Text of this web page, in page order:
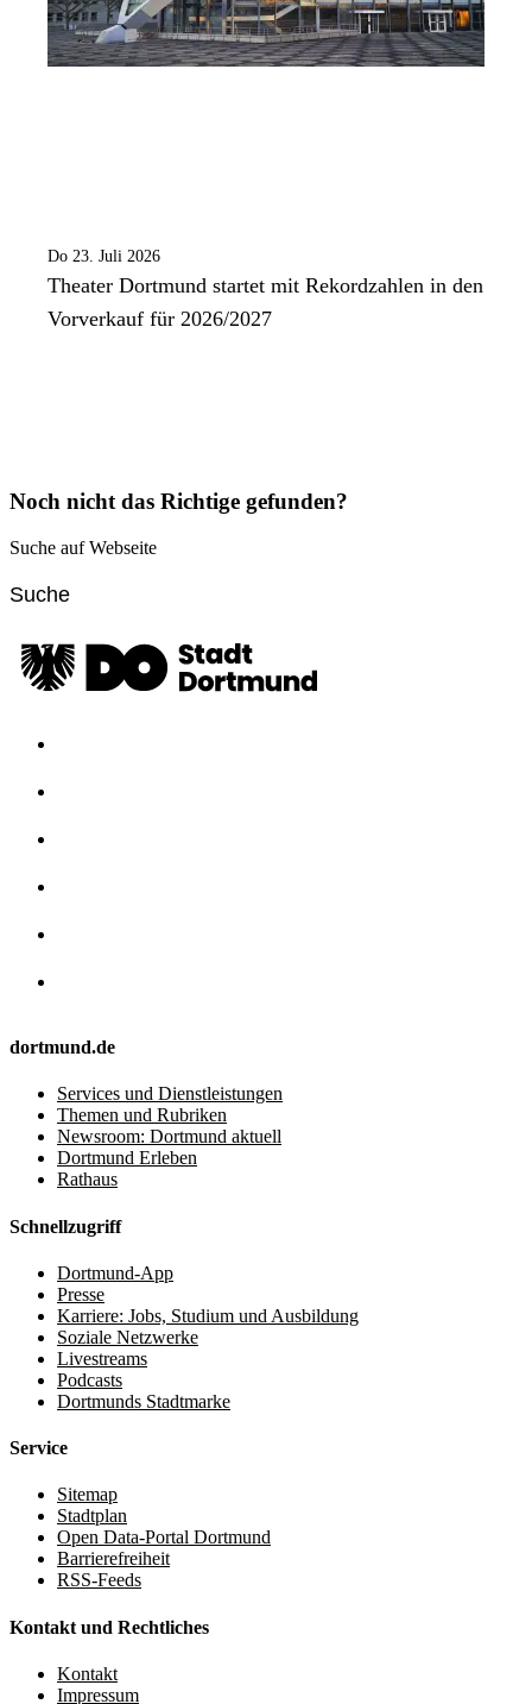
Do 23. Juli 2026
Theater Dortmund startet mit Rekordzahlen in den
Vorverkauf für 2026/2027
Noch nicht das Richtige gefunden?
Suche auf Webseite
dortmund.de
Services und Dienstleistungen
Themen und Rubriken
Newsroom: Dortmund aktuell
Dortmund Erleben
Rathaus
Schnellzugriff
Dortmund-App
Presse
Karriere: Jobs, Studium und Ausbildung
Soziale Netzwerke
Livestreams
Podcasts
Dortmunds Stadtmarke
Service
Sitemap
Stadtplan
Open Data-Portal Dortmund
Barrierefreiheit
RSS-Feeds
Kontakt und Rechtliches
Kontakt
Impressum